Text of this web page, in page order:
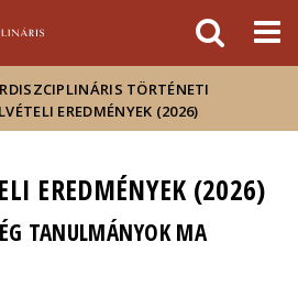
Hírek
ELTE a
TÖRTÉNETI
EREDMÉNYEK (2026)
EREDMÉNYEK (2026)
TANULMÁNYOK MA